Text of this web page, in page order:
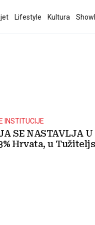
Lifestyle Kultura
INSTITUCIJE
SE NASTAVLJA
Hrvata, u